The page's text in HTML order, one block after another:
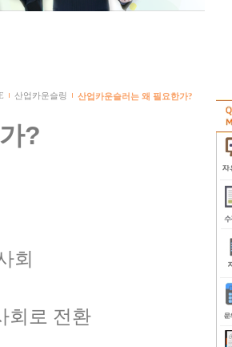
산업카운슬링 산업카운슬러는 왜 필요한가?
?
회
회로 전환